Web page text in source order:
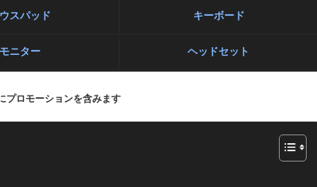
スパッド キーボード
モニター ヘッドセット
プロモーションを含みます